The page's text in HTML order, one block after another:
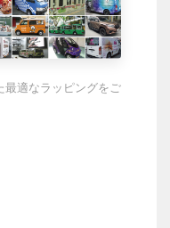
適なラッピングをご